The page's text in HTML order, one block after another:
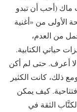
صفحات ماك (أحب أن تبدو
الأولى من «أغنية
من العدم،
حياتي الكتابية.
أعرف. حتى لم أكن
ذلك، كانت الكثير
كيف يمكن
الثقة في